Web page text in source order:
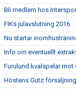
Bli medlem hos
FIKs julavslutning 2016
Nu startar
Info om eventuellt
Furulund kvalspelar mot
Höstens Gutz